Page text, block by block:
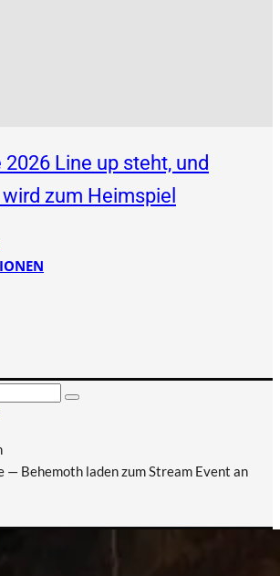
Line up steht, und
zum Heimspiel
— Behemoth laden zum Stream Event an